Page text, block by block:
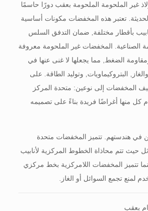
غير الملحومة الملحومة بعقب دورًا حاسمًا
تعتبر هذه المخفضات مكونات أساسية
بأقطار مختلفة, ضمان التدفق السلس
الصناعية. المخفضات غير الملحومة معروفة
ومقاومة الضغط, مما يجعلها لا غنى عنها في
البتروكيماويات, وتوليد الطاقة. على
المخفضات إلى نوعين: متحدة المركز
كل منها أغراضًا فريدة بناءً على تصميمه
في هندستهم. تتميز المخفضات متحدة
حيث تتم محاذاة الخطوط المركزية لأنابيب
تتميز المخفضات اللامركزية بخط مركزي
لمنع تجمع السوائل أو الغاز.